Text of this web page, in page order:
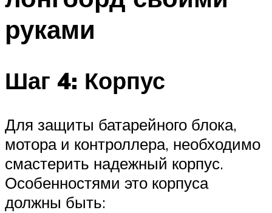
руками
Шаг 4: Корпус
Для защиты батарейного блока,
мотора и контроллера, необходимо
смастерить надежный корпус.
Особенностями это корпуса
должны быть: